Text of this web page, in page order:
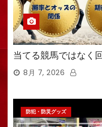
当てる競馬ではなく
8月 7, 2026
防犯・防災グッズ